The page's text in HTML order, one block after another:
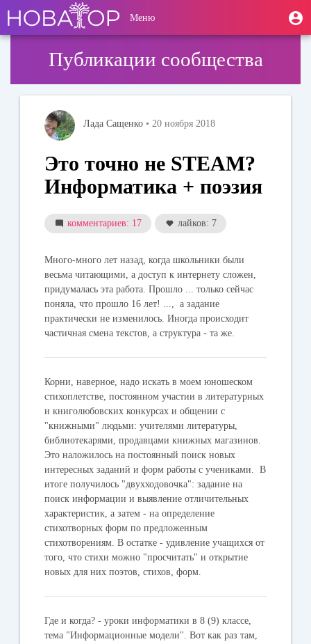
основному
содержанию
User
account
Меню
Публикации сообщества
Лада Сащенко • 20 ноября 2018
Это точно не STEAM?
Информатика + поэзия
комментариев: 17 лайков: 7
Много-много лет назад, когда школьники были
весьма читающими, а доступ к интернету сложен,
придумалась эта работа. Прошло ... только сейчас
поняла, что прошло 16 лет! ..., а задание
практически не изменилось. Иногда происходит
частичная смена текстов, а структура - та же.
Корни, наверное, надо искать в моем юношеском
стихоплетстве, постоянном участии в литературных
и книголюбовских конкурсах и общении с
"книжными" людьми: учителями литературы,
библиотекарями, продавцами книжных магазинов.
Это наложилось на постоянный поиск новых
интересных заданий и форм работы с учениками. В
итоге получилось "двухходовочка": задание на
поиск информации и выявление отличительных
характеристик, а затем - на определение
стихотворных форм по предложенным
стихотворениям. В остатке - удивление учащихся от
того, что стихи можно "просчитать" и открытие
новых для них поэтов, стихов, форм.
Где и когда? - уроки информатики в 8 (9) классе,
тема "Информационные модели". Вот как раз там,